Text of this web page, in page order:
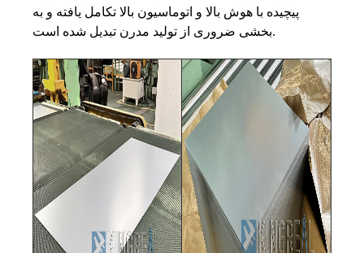
پیچیده با هوش بالا و اتوماسیون بالا تکامل یافته و به
بخشی ضروری از تولید مدرن تبدیل شده است.